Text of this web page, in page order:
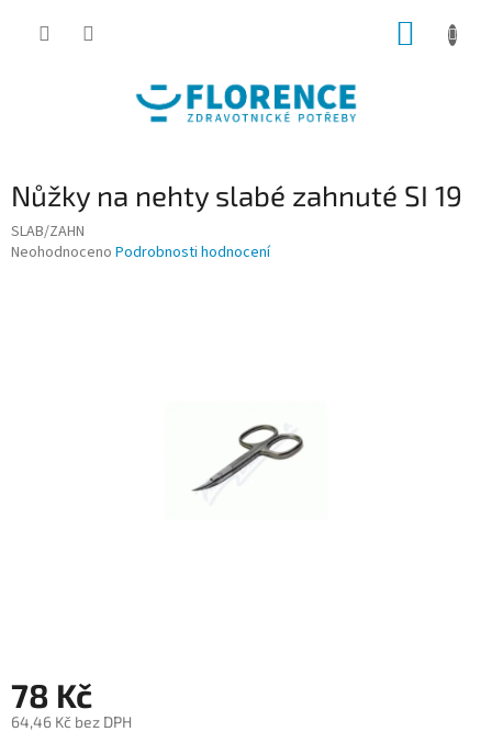
Nůžky na nehty slabé zahnuté SI 19
SLAB/ZAHN
Průměrné
Neohodnoceno Podrobnosti hodnocení
78 Kč
64,46 Kč bez DPH